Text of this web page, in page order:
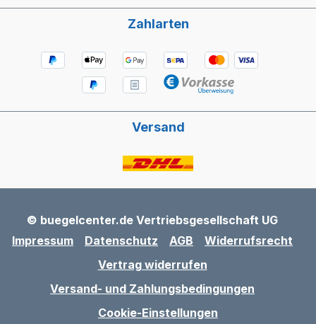
Zahlarten
Versand
© buegelcenter.de Vertriebsgesellschaft UG
Impressum
Datenschutz AGB
Widerrufsrecht
Vertrag widerrufen
Versand- und Zahlungsbedingungen
Cookie-Einstellungen